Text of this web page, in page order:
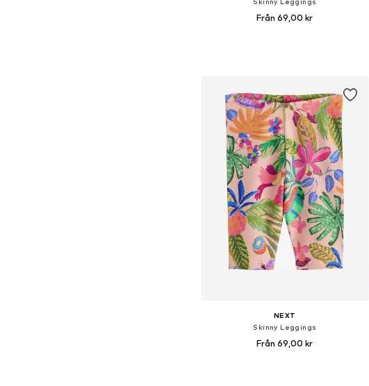
Från 69,00 kr
NEXT
Skinny Leggings
Från 69,00 kr